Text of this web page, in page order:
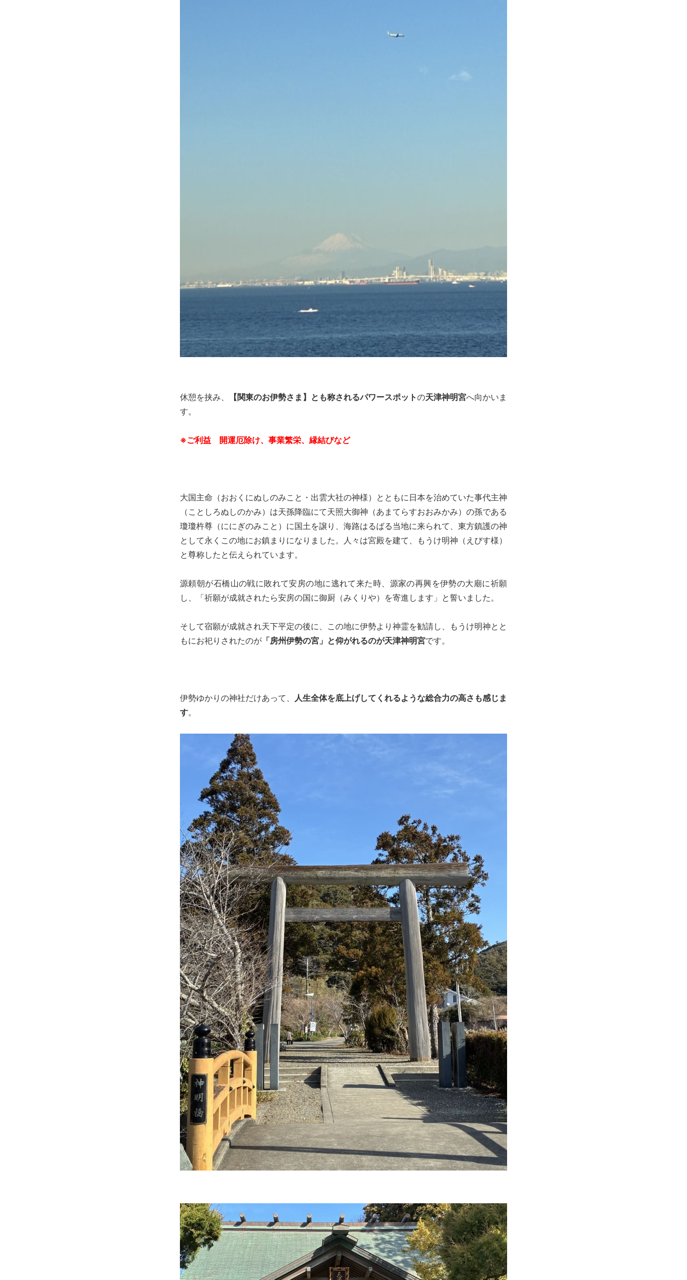
休憩を挟み、 【関東のお伊勢さま】とも称されるパワースポットの天津神明宮へ向かいま
す。
※ご利益 開運厄除け、事業繁栄、縁結びなど
大国主命（おおくにぬしのみこと・出雲大社の神様）とともに日本を治めていた事代主神
（ことしろぬしのかみ）は天孫降臨にて天照大御神（あまてらすおおみかみ）の孫である
瓊瓊杵尊（ににぎのみこと）に国土を譲り、海路はるばる当地に来られて、東方鎮護の神
として永くこの地にお鎮まりになりました。人々は宮殿を建て、もうけ明神（えびす様）
と尊称したと伝えられています。
源頼朝が石橋山の戦に敗れて安房の地に逃れて来た時、源家の再興を伊勢の大廟に祈願
し、「祈願が成就されたら安房の国に御厨（みくりや）を寄進します」と誓いました。
そして宿願が成就され天下平定の後に、この地に伊勢より神霊を勧請し、もうけ明神とと
もにお祀りされたのが 「房州伊勢の宮」と仰がれるのが天津神明宮です。
伊勢ゆかりの神社だけあって、 人生全体を底上げしてくれるような総合力の高さも感じま
す。